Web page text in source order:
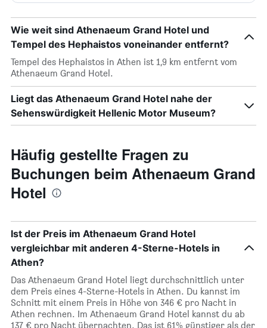
Wie weit sind Athenaeum Grand Hotel und
Tempel des Hephaistos voneinander entfernt?
Tempel des Hephaistos in Athen ist 1,9 km entfernt vom
Athenaeum Grand Hotel.
Liegt das Athenaeum Grand Hotel nahe der
Sehenswürdigkeit Hellenic Motor Museum?
Häufig gestellte Fragen zu
Buchungen beim Athenaeum Grand
Hotel
Ist der Preis im Athenaeum Grand Hotel
vergleichbar mit anderen 4-Sterne-Hotels in
Athen?
Das Athenaeum Grand Hotel liegt durchschnittlich unter
dem Preis eines 4-Sterne-Hotels in Athen. Du kannst im
Schnitt mit einem Preis in Höhe von 346 € pro Nacht in
Athen rechnen. Im Athenaeum Grand Hotel kannst du ab
137 € pro Nacht übernachten. Das ist 61% günstiger als der